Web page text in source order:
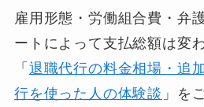
14位
退職代行EXIT
15位
退職代行スタイリ
雇用形態・労働組合費・弁
ートによって支払総額は変
「 退職代行の料金相場・追
行を使った人の体験談 」を